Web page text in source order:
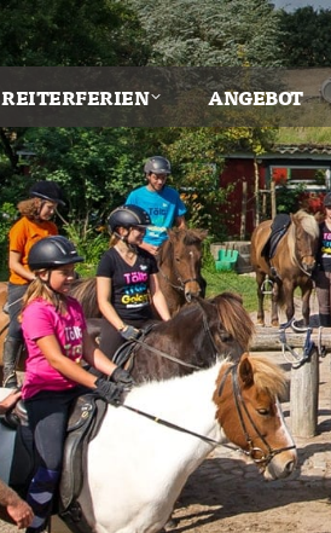
REITERFERIEN ANGEBOT